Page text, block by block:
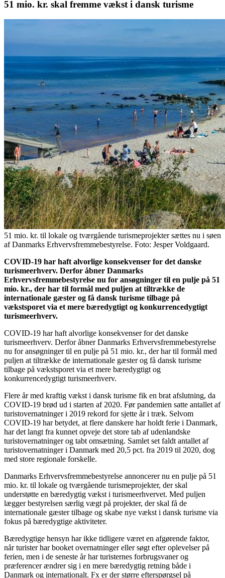
51 mio. kr. skal fremme vækst i dansk turisme
51 mio. kr. til lokale og tværgående turismeprojekter sættes nu i søen
af Danmarks Erhvervsfremmebestyrelse. Foto: Jesper Voldgaard.
COVID-19 har haft alvorlige konsekvenser for det danske
turismeerhverv. Derfor åbner Danmarks
Erhvervsfremmebestyrelse nu for ansøgninger til en pulje på 51
mio. kr., der har til formål med puljen at tiltrække de
internationale gæster og få dansk turisme tilbage på
vækstsporet via et mere bæredygtigt og konkurrencedygtigt
turismeerhverv.
COVID-19 har haft alvorlige konsekvenser for det danske
turismeerhverv. Derfor åbner Danmarks Erhvervsfremmebestyrelse
nu for ansøgninger til en pulje på 51 mio. kr., der har til formål med
puljen at tiltrække de internationale gæster og få dansk turisme
tilbage på vækstsporet via et mere bæredygtigt og
konkurrencedygtigt turismeerhverv.
Flere år med kraftig vækst i dansk turisme fik en brat afslutning, da
COVID-19 brød ud i starten af 2020. Før pandemien satte antallet af
turistovernatninger i 2019 rekord for sjette år i træk. Selvom
COVID-19 har betydet, at flere danskere har holdt ferie i Danmark,
har det langt fra kunnet opveje det store tab af udenlandske
turistovernatninger og tabt omsætning. Samlet set faldt antallet af
turistovernatninger i Danmark med 20,5 pct. fra 2019 til 2020, dog
med store regionale forskelle.
Danmarks Erhvervsfremmebestyrelse annoncerer nu en pulje på 51
mio. kr. til lokale og tværgående turismeprojekter, der skal
understøtte en bæredygtig vækst i turismeerhvervet. Med puljen
lægger bestyrelsen særlig vægt på projekter, der skal få de
internationale gæster tilbage og skabe nye vækst i dansk turisme via
fokus på bæredygtige aktiviteter.
Bæredygtige hensyn har ikke tidligere været en afgørende faktor,
når turister har booket overnatninger eller søgt efter oplevelser på
ferien, men i de seneste år har turisternes forbrugsvaner og
præferencer ændrer sig i en mere bæredygtig retning både i
Danmark og internationalt. Fx er der større efterspørgsel på